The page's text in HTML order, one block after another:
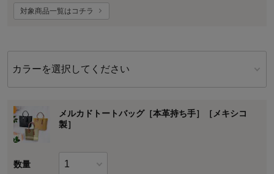
対象商品一覧はコチラ
カラーを選択してください
メルカドトートバッグ［本革持ち手］［メキシコ
製］
数量